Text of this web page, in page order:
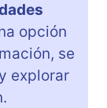
opción
se
y explorar